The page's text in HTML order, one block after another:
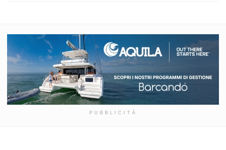
PUBBLICITÀ